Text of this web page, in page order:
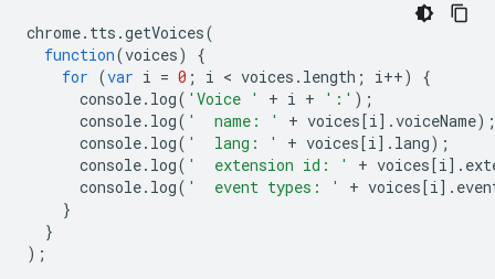
chrome. tts .getVoices(
function(voices)
{
for (var i = 0 ; i < voices . length ; i++)
{
console. log( 'Voice ' + i + ':' );
console. log( '  name: ' + voices[i].voiceName);
console. log( '  lang: ' + voices[i]. lang);
console. log( '  extension id: ' + voices[i].
console. log( '  event types: ' + voices[i].
}
}
);